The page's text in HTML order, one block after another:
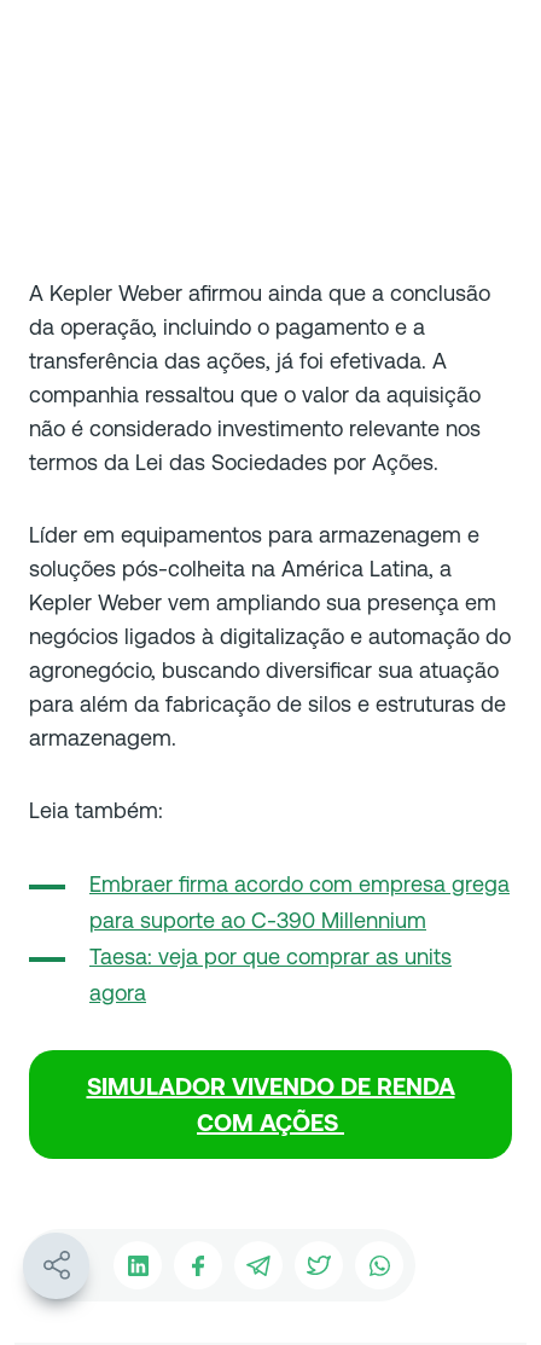
A Kepler Weber afirmou ainda que a conclusão
da operação, incluindo o pagamento e a
transferência das ações, já foi efetivada. A
companhia ressaltou que o valor da aquisição
não é considerado investimento relevante nos
termos da Lei das Sociedades por Ações.
Líder em equipamentos para armazenagem e
soluções pós-colheita na América Latina, a
Kepler Weber vem ampliando sua presença em
negócios ligados à digitalização e automação do
agronegócio, buscando diversificar sua atuação
para além da fabricação de silos e estruturas de
armazenagem.
Leia também:
Embraer firma acordo com empresa grega
para suporte ao C-390 Millennium
Taesa: veja por que comprar as units
agora
SIMULADOR VIVENDO DE RENDA
COM AÇÕES